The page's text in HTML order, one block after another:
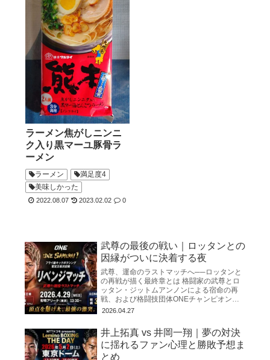
ラーメン焦がしニンニ
ク入り黒マーユ豚骨ラ
ーメン
ラーメン
満足度4
美味しかった
2022.08.07 2023.02.02 0
武尊の最後の戦い｜ロッタンとの
因縁がついに決着する夜
武尊、運命のラストマッチへ──ロッタンと
の再戦が描く最終章とは 格闘家の武尊とロ
ッタン・ジットムアンノンによる宿命の再
戦、および格闘技団体ONEチャンピオンシ
ップを巡る動向をまとめたものです。 両者
2026.04.27
井上拓真 vs 井岡一翔｜夢の対決
に揺れるファン心理と勝敗予想ま
とめ